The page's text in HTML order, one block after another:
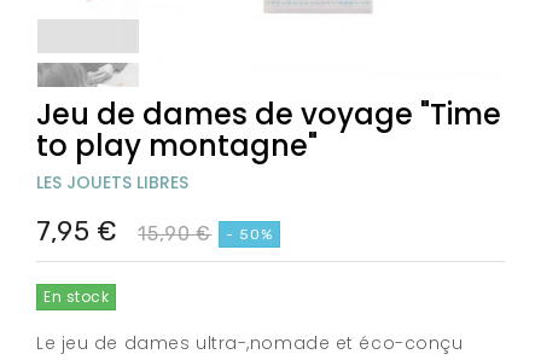
Jeu de dames de voyage "Time
to play montagne"
LES JOUETS LIBRES
7,95 € 15,90 € - 50%
En stock
Le jeu de dames ultra-,nomade et éco-conçu